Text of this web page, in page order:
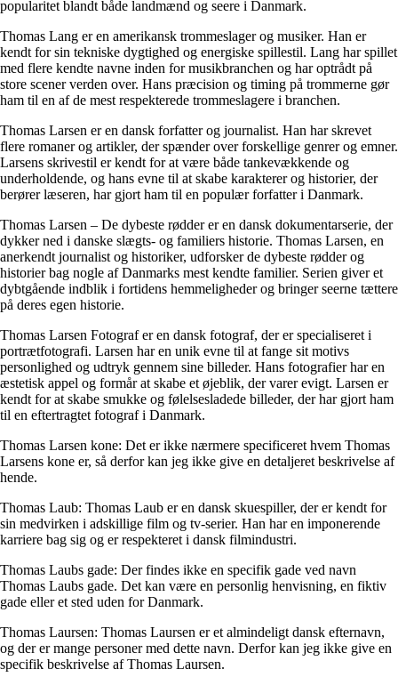
popularitet blandt både landmænd og seere i Danmark.
Thomas Lang er en amerikansk trommeslager og musiker. Han er
kendt for sin tekniske dygtighed og energiske spillestil. Lang har spillet
med flere kendte navne inden for musikbranchen og har optrådt på
store scener verden over. Hans præcision og timing på trommerne gør
ham til en af de mest respekterede trommeslagere i branchen.
Thomas Larsen er en dansk forfatter og journalist. Han har skrevet
flere romaner og artikler, der spænder over forskellige genrer og emner.
Larsens skrivestil er kendt for at være både tankevækkende og
underholdende, og hans evne til at skabe karakterer og historier, der
berører læseren, har gjort ham til en populær forfatter i Danmark.
Thomas Larsen – De dybeste rødder er en dansk dokumentarserie, der
dykker ned i danske slægts- og familiers historie. Thomas Larsen, en
anerkendt journalist og historiker, udforsker de dybeste rødder og
historier bag nogle af Danmarks mest kendte familier. Serien giver et
dybtgående indblik i fortidens hemmeligheder og bringer seerne tættere
på deres egen historie.
Thomas Larsen Fotograf er en dansk fotograf, der er specialiseret i
portrætfotografi. Larsen har en unik evne til at fange sit motivs
personlighed og udtryk gennem sine billeder. Hans fotografier har en
æstetisk appel og formår at skabe et øjeblik, der varer evigt. Larsen er
kendt for at skabe smukke og følelsesladede billeder, der har gjort ham
til en eftertragtet fotograf i Danmark.
Thomas Larsen kone: Det er ikke nærmere specificeret hvem Thomas
Larsens kone er, så derfor kan jeg ikke give en detaljeret beskrivelse af
hende.
Thomas Laub: Thomas Laub er en dansk skuespiller, der er kendt for
sin medvirken i adskillige film og tv-serier. Han har en imponerende
karriere bag sig og er respekteret i dansk filmindustri.
Thomas Laubs gade: Der findes ikke en specifik gade ved navn
Thomas Laubs gade. Det kan være en personlig henvisning, en fiktiv
gade eller et sted uden for Danmark.
Thomas Laursen: Thomas Laursen er et almindeligt dansk efternavn,
og der er mange personer med dette navn. Derfor kan jeg ikke give en
specifik beskrivelse af Thomas Laursen.